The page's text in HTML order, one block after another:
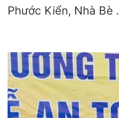
Phước Kiển, Nhà Bè .